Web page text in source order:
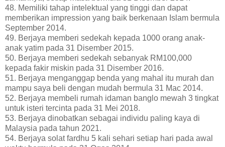
48. Memiliki tahap intelektual yang tinggi dan dapat
memberikan impression yang baik berkenaan Islam bermula
September 2014.
49. Berjaya memberi sedekah kepada 1000 orang anak-
anak yatim pada 31 Disember 2015.
50. Berjaya memberi sedekah sebanyak RM100,000
kepada fakir miskin pada 31 Disember 2016.
51. Berjaya menganggap benda yang mahal itu murah dan
mampu saya beli dengan mudah bermula 31 Mac 2014.
52. Berjaya membeli rumah idaman banglo mewah 3 tingkat
untuk isteri tercinta pada 31 Mei 2018.
53. Berjaya dinobatkan sebagai individu paling kaya di
Malaysia pada tahun 2021.
54. Berjaya solat fardhu 5 kali sehari setiap hari pada awal